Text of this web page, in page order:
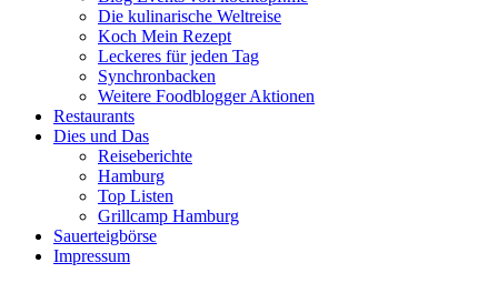
Die kulinarische Weltreise
Koch Mein Rezept
Leckeres für jeden Tag
Synchronbacken
Weitere Foodblogger Aktionen
Restaurants
Dies und Das
Reiseberichte
Hamburg
Top Listen
Grillcamp Hamburg
Sauerteigbörse
Impressum